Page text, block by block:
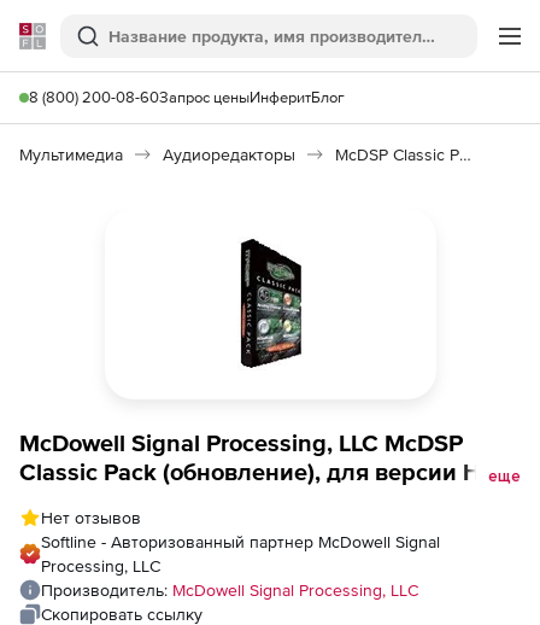
Softline
Поиск
8 (800) 200-08-60Запрос ценыИнферитБлог
Мультимедиа Аудиоредакторы McDSP Classic Pack
McDowell Signal Processing, LLC McDSP
Classic Pack (обновление), для версии HDеще
Нет отзывов
Softline - Авторизованный партнер McDowell Signal
Processing, LLC
Производитель: McDowell Signal Processing, LLC
Скопировать ссылку